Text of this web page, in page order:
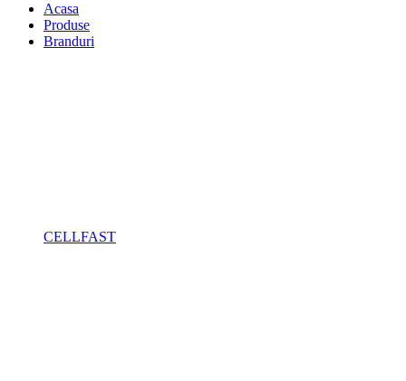
Acasa
Produse
Branduri
CELLFAST